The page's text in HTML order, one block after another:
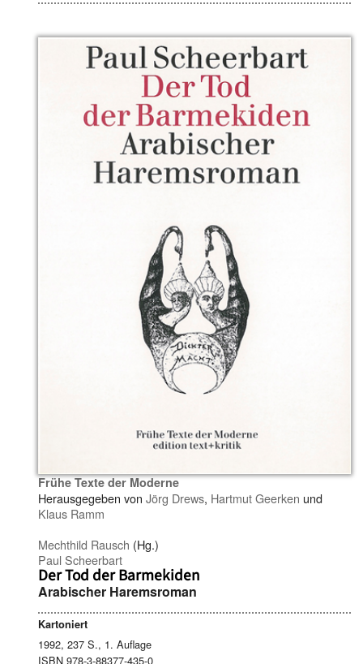
Frühe Texte der Moderne
Herausgegeben von Jörg Drews, Hartmut Geerken und
Klaus Ramm
Mechthild Rausch (Hg.)
Paul Scheerbart
Der Tod der Barmekiden
Arabischer Haremsroman
Kartoniert
1992, 237 S., 1. Auflage
ISBN 978-3-88377-435-0